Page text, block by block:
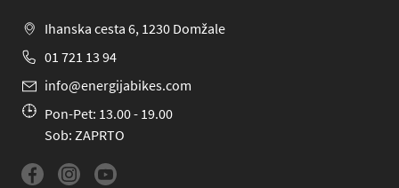
Ihanska cesta 6, 1230 Domžale
01 721 13 94
info@energijabikes.com
Pon-Pet: 13.00 - 19.00
Sob: ZAPRTO